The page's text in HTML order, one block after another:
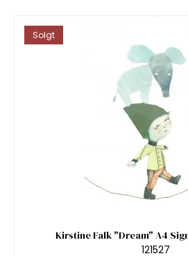
Solgt
Kirstine Falk "Dream" A4
121527